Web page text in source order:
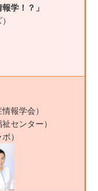
学！？」
報学会）
センター）
）